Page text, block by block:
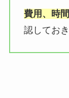
費用、時
認してお